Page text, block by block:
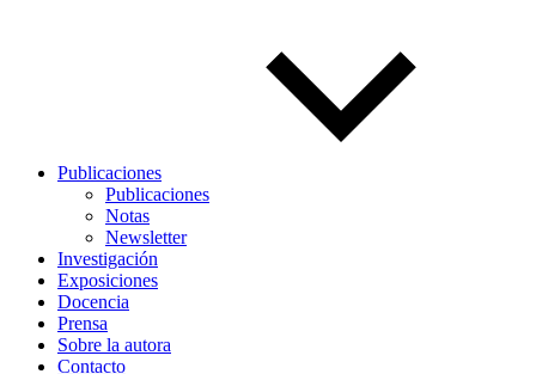
Publicaciones
Publicaciones
Notas
Newsletter
Investigación
Exposiciones
Docencia
Prensa
Sobre la autora
Contacto